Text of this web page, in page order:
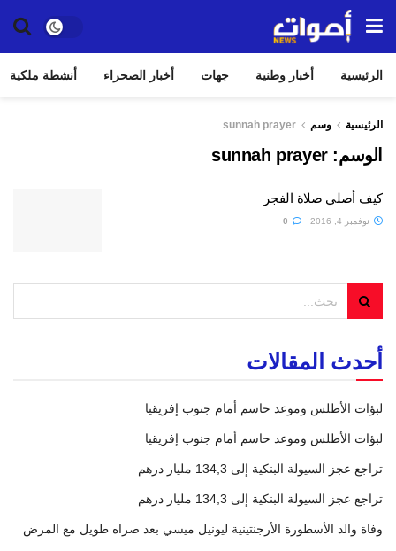
الرئيسية أخبار وطنية جهات أخبار الصحراء أنشطة ملكية
الرئيسية وسم sunnah prayer
الوسم:sunnah prayer
كيف أصلي صلاة الفجر
نوفمبر 4, 2016
أحدث المقالات
لبؤات الأطلس وموعد حاسم أمام جنوب إفريقيا
لبؤات الأطلس وموعد حاسم أمام جنوب إفريقيا
تراجع عجز السيولة البنكية إلى 134,3 مليار درهم
تراجع عجز السيولة البنكية إلى 134,3 مليار درهم
وفاة والد الأسطورة الأرجنتينية ليونيل ميسي بعد صراه طويل مع المرض